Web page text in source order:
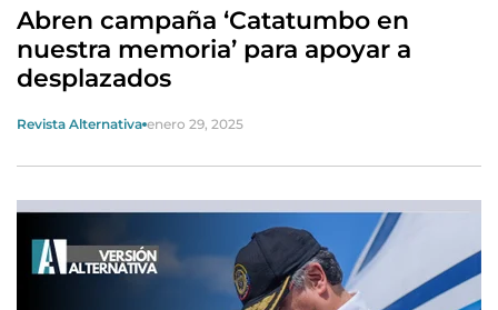
Abren campaña ‘Catatumbo en
nuestra memoria’ para apoyar a
desplazados
Revista Alternativa enero 29, 2025